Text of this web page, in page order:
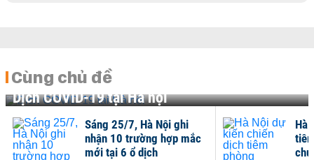
Cùng chủ đề
Dịch COVID-19 tại Hà nội
Sáng 25/7, Hà Nội ghi
nhận 10 trường hợp mắc
mới tại 6 ổ dịch
Hà